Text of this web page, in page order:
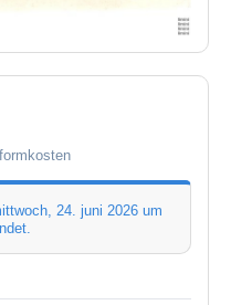
24. juni 2026 um